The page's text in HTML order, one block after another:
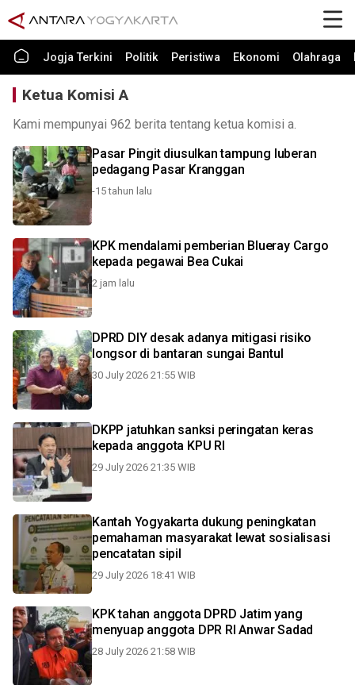
Jogja Terkini Politik Peristiwa Ekonomi Olahraga
Ketua Komisi A
Kami mempunyai 962 berita tentang ketua komisi a.
Pasar Pingit diusulkan tampung luberan
pedagang Pasar Kranggan
-15 tahun lalu
KPK mendalami pemberian Blueray Cargo
kepada pegawai Bea Cukai
2 jam lalu
DPRD DIY desak adanya mitigasi risiko
longsor di bantaran sungai Bantul
30 July 2026 21:55 WIB
DKPP jatuhkan sanksi peringatan keras
kepada anggota KPU RI
29 July 2026 21:35 WIB
Kantah Yogyakarta dukung peningkatan
pemahaman masyarakat lewat sosialisasi
pencatatan sipil
29 July 2026 18:41 WIB
KPK tahan anggota DPRD Jatim yang
menyuap anggota DPR RI Anwar Sadad
28 July 2026 21:58 WIB